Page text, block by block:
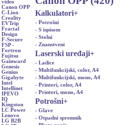
video
Canon OPP
C-Lion
Creality
EVTrip
Fractal
Design
F-Secure
FSP -
Fortron
Fujitsu
Gainward
Genesis
Genius
Gigabyte
Intel
Intellinet
IPEVO
IQ
Kingston
LC Power
Lenovo
LG B2B
Kalkulatori+
- Potrošni
- S ispisom
- Stolni
- Znanstveni
Laserski uređaji+
- Ladice
- Multifunkcijski, color, A4
- Multifunkcijski, mono, A4
- Printeri, color, A4
- Printeri, mono, A4
Potrošni+
- Glave
- Otpadni spremnik